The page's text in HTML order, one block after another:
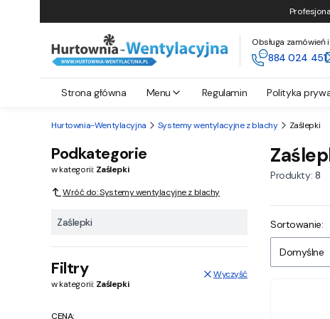
Obsługa
884 024 451
Strona główna Menu Regulamin Polityka
Hurtownia-Wentylacyjna Systemy wentylacyjne z blachy Zaślepki
Podkategorie
w kategorii: Zaślepki
Wróć do: Systemy wentylacyjne z blachy
Zaślepki
Filtry
w kategorii: Zaślepki
Wyczyść
CENA:
Produkty: 8
Lista
Sortowanie:
Domyślne